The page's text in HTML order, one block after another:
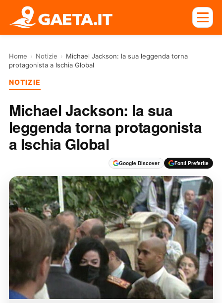
Home › Notizie › Michael Jackson: la sua leggenda torna
protagonista a Ischia Global
NOTIZIE
Michael Jackson: la sua
leggenda torna protagonista
a Ischia Global
Google Discover Fonti Preferite